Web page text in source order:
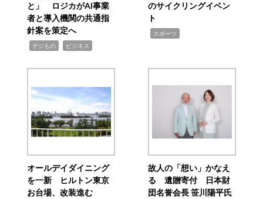
と」 ロジカがAI事業
者と導入機関の共通指
針案を策定へ
デジもの ビジネス
のサイクリングイベン
ト
スポーツ
オールデイダイニング
を一新 ヒルトン東京
お台場、改装進む
故人の「想い」かなえ
る 遺贈寄付 日本財
団名誉会長 笹川陽平氏